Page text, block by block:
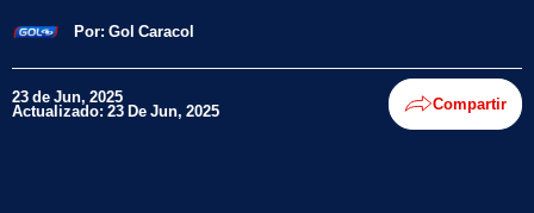
Por: Gol Caracol
23 de Jun, 2025
Actualizado: 23 De Jun, 2025 Compartir